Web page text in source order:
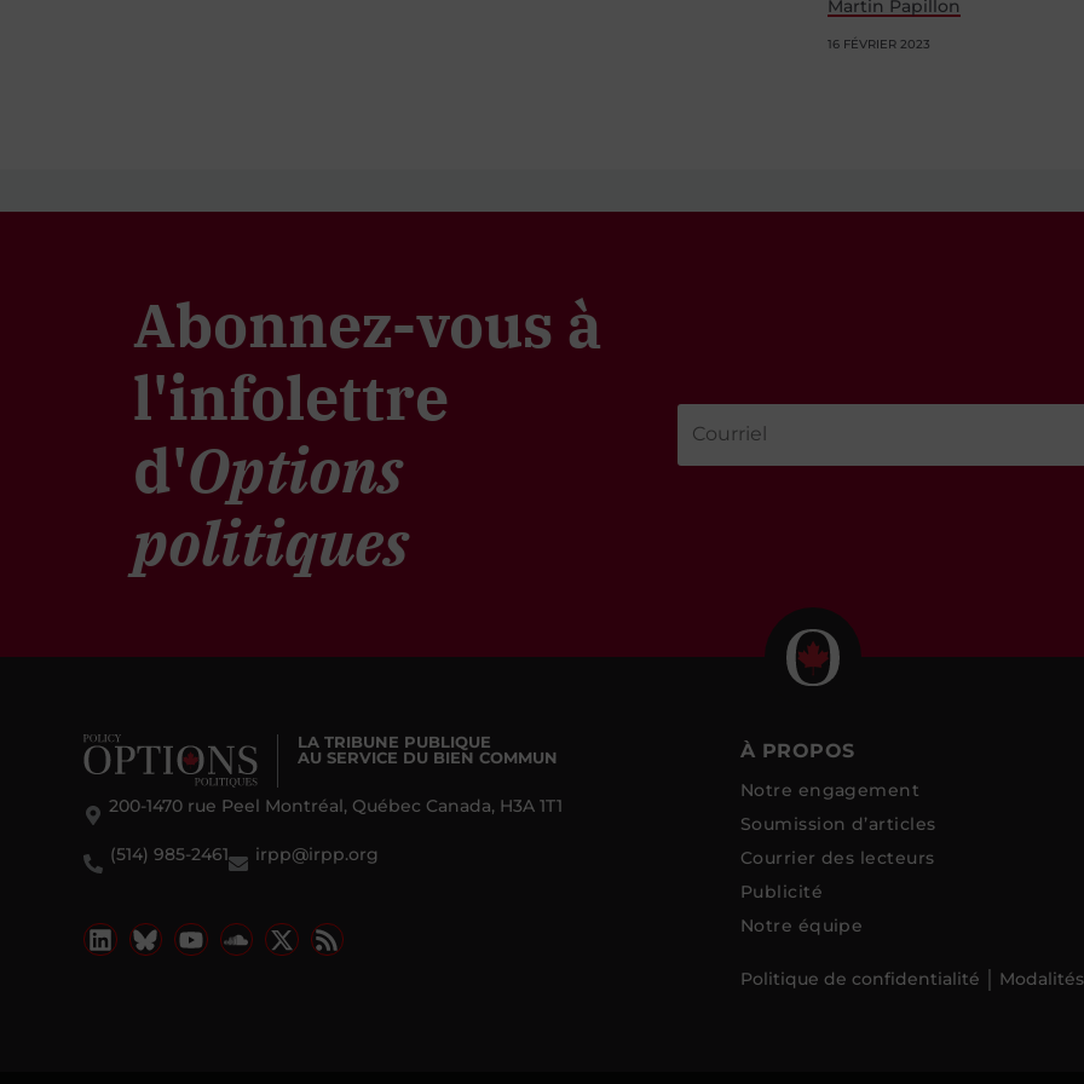
Martin Papillon
16 FÉVRIER 2023
Abonnez-vous à
l'infolettre
d'Options
politiques
LA TRIBUNE PUBLIQUE
AU SERVICE DU BIEN COMMUN
200-1470 rue Peel Montréal, Québec Canada, H3A 1T1
(514) 985-2461 irpp@irpp.org
À PROPOS
Notre engagement
Soumission d’articles
Courrier des lecteurs
Publicité
Notre équipe
Politique de confidentialité